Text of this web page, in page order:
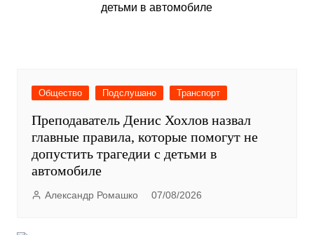
Общество Подслушано Транспорт
Преподаватель Денис Хохлов назвал
главные правила, которые помогут не
допустить трагедии с детьми в
автомобиле
Александр Ромашко 07/08/2026